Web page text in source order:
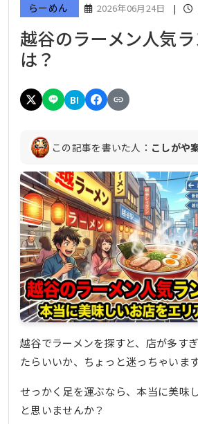
らーめん 2026年06月24日 |
越谷のラーメン人気
は？
B!
この記事を書いた人： こしがや
越谷でラーメンを探すと、店が多す
たらいいか、ちょっと迷っちゃいます
せっかく足を運ぶなら、本当に美味
と思いませんか？